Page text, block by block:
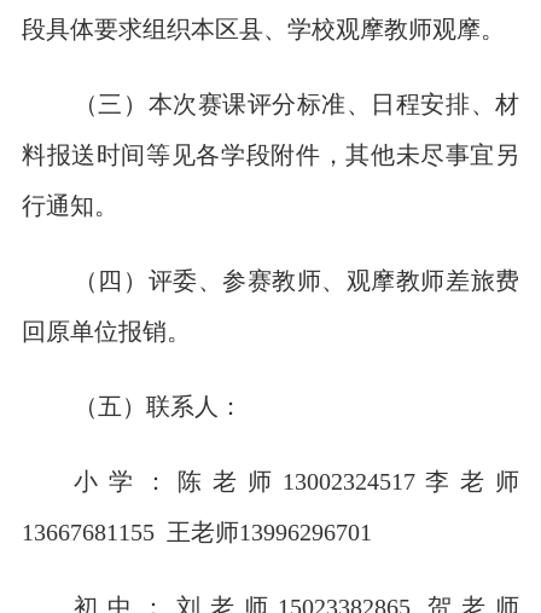
段具体要求组织本区县、学校观摩教师观摩。
（三）本次赛课评分标准、日程安排、材
料报送时间等见各学段附件，其他未尽事宜另
行通知。
（四）评委、参赛教师、观摩教师差旅费
回原单位报销。
（五）联系人：
小学：陈老师13002324517李老师
13667681155 王老师13996296701
初中：刘老师15023382865 贺老师